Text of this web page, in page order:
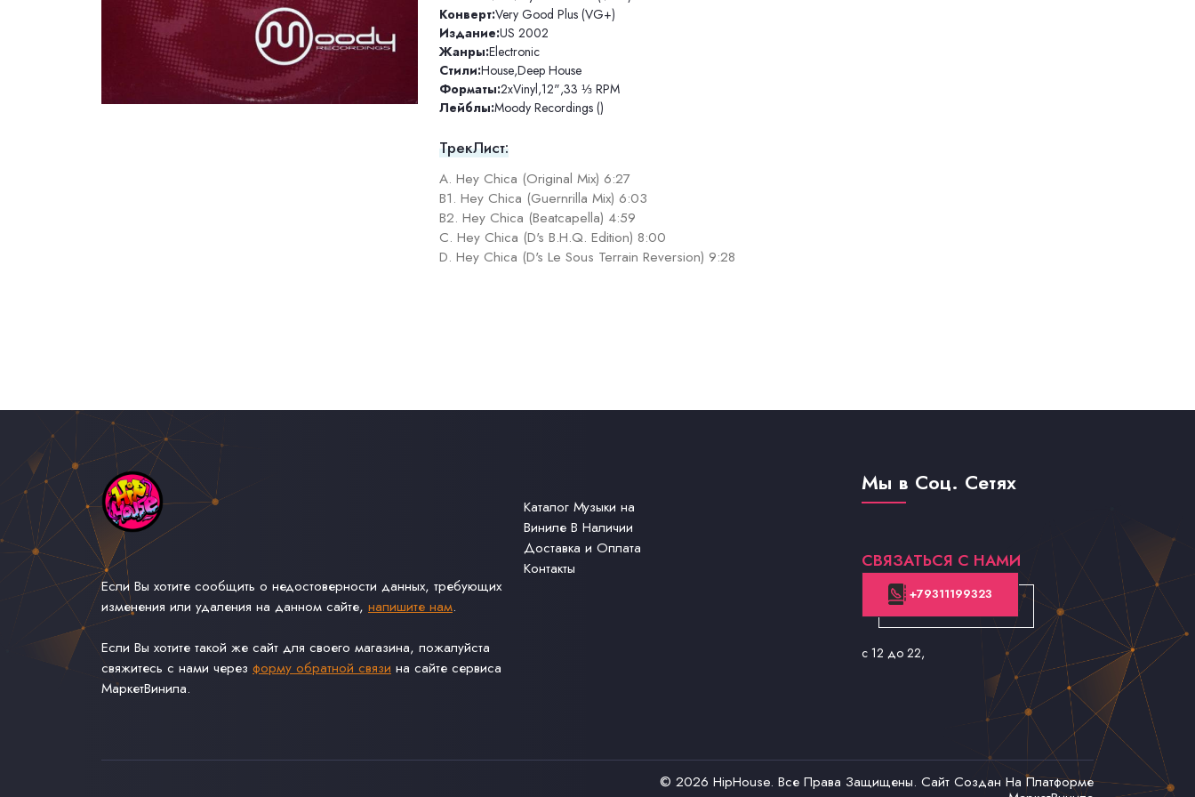
Конверт:Very Good Plus (VG+)
Издание:US 2002
Жанры:Electronic
Стили:House,Deep House
Форматы:2xVinyl,12",33 ⅓ RPM
Лейблы:Moody Recordings ()
ТрекЛист:
A. Hey Chica (Original Mix) 6:27
B1. Hey Chica (Guernrilla Mix) 6:03
B2. Hey Chica (Beatcapella) 4:59
C. Hey Chica (D's B.H.Q. Edition) 8:00
D. Hey Chica (D's Le Sous Terrain Reversion) 9:28
Если Вы хотите сообщить о недостоверности данных, требующих
изменения или удаления на данном сайте, напишите нам.
Если Вы хотите такой же сайт для своего магазина, пожалуйста
свяжитесь с нами через форму обратной связи на сайте сервиса
МаркетВинила.
Каталог Музыки на
Виниле В Наличии
Доставка и Оплата
Контакты
Мы в Соц. Сетях
СВЯЗАТЬСЯ С НАМИ
+79311199323
с 12 до 22,
© 2026 HipHouse. Все Права Защищены. Сайт Создан На Платформе